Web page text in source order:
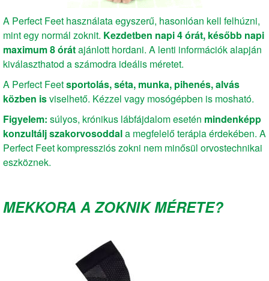
A Perfect Feet használata egyszerű, hasonlóan kell felhúzni,
mint egy normál zoknit. Kezdetben napi 4 órát, később napi
maximum 8 órátajánlott hordani. A lenti információk alapján
kiválaszthatod a számodra ideális méretet.
A Perfect Feetsportolás, séta, munka, pihenés, alvás
közben isviselhető. Kézzel vagy mosógépben is mosható.
Figyelem: súlyos, krónikus lábfájdalom esetén mindenképp
konzultálj szakorvosoddala megfelelő terápia érdekében. A
Perfect Feet kompressziós zokni nem minősül orvostechnikai
eszköznek.
MEKKORA A ZOKNIK MÉRETE?